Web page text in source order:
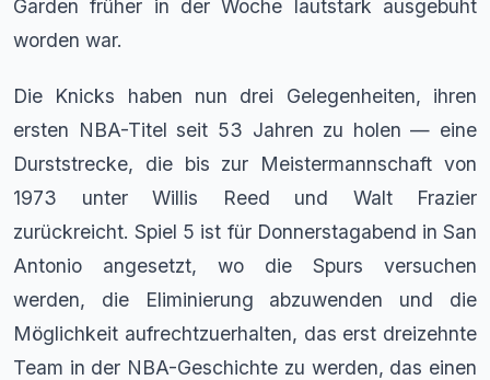
Garden früher in der Woche lautstark ausgebuht
worden war.
Die Knicks haben nun drei Gelegenheiten, ihren
ersten NBA-Titel seit 53 Jahren zu holen — eine
Durststrecke, die bis zur Meistermannschaft von
1973 unter Willis Reed und Walt Frazier
zurückreicht. Spiel 5 ist für Donnerstagabend in San
Antonio angesetzt, wo die Spurs versuchen
werden, die Eliminierung abzuwenden und die
Möglichkeit aufrechtzuerhalten, das erst dreizehnte
Team in der NBA-Geschichte zu werden, das einen